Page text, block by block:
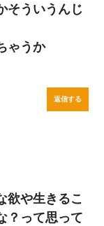
そういうんじ
ゃうか
返信する
欲や生きるこ
？って思って